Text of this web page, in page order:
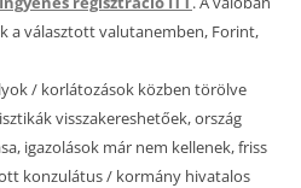
a választott valutanemben, Forint,
/ korlátozások közben törölve
visszakereshetőek, ország
igazolások már nem kellenek, friss
konzulátus / kormány hivatalos